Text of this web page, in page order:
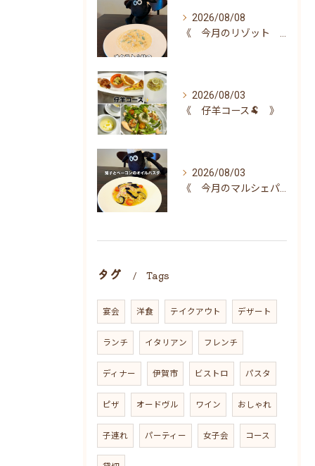
2026/08/08
2026/08/03
《 仔羊コース🐏 》
2026/08/03
タグ Tags
宴会 洋食 テイクアウト デザート
ランチ イタリアン フレンチ
ディナー 伊賀市 ビストロ パスタ
ピザ オードヴル ワイン おしゃれ
子連れ パーティー 女子会 コース